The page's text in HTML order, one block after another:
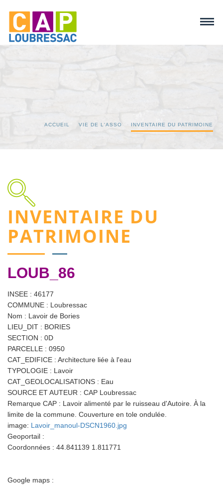
ACCUEIL VIE DE L'ASSO INVENTAIRE DU PATRIMOINE
INVENTAIRE DU
PATRIMOINE
LOUB_86
INSEE : 46177
COMMUNE : Loubressac
Nom : Lavoir de Bories
LIEU_DIT : BORIES
SECTION : 0D
PARCELLE : 0950
CAT_EDIFICE : Architecture liée à l'eau
TYPOLOGIE : Lavoir
CAT_GEOLOCALISATIONS : Eau
SOURCE ET AUTEUR : CAP Loubressac
Remarque CAP : Lavoir alimenté par le ruisseau d'Autoire. À la
limite de la commune. Couverture en tole ondulée.
image: Lavoir_manoul-DSCN1960.jpg
Geoportail :
Coordonnées : 44.841139 1.811771
Google maps :